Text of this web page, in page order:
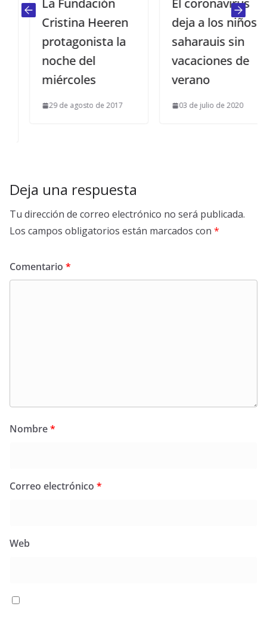
La Fundación
Cristina Heeren
protagonista la
noche del
miércoles
29 de agosto de 2017
El coronavirus
deja a los niños
saharauis sin
vacaciones de
verano
03 de julio de 2020
Deja una respuesta
Tu dirección de correo electrónico no será publicada.
Los campos obligatorios están marcados con *
Comentario *
Nombre*
Correo electrónico *
Web